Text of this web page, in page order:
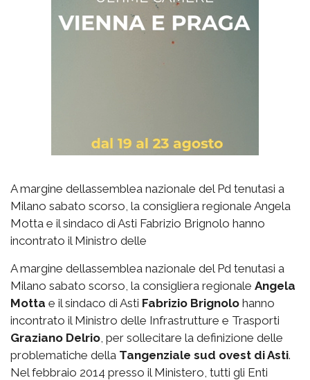
A margine dellassemblea nazionale del Pd tenutasi a
Milano sabato scorso, la consigliera regionale Angela
Motta e il sindaco di Asti Fabrizio Brignolo hanno
incontrato il Ministro delle
A margine dellassemblea nazionale del Pd tenutasi a
Milano sabato scorso, la consigliera regionale Angela
Motta e il sindaco di Asti Fabrizio Brignolo hanno
incontrato il Ministro delle Infrastrutture e Trasporti
Graziano Delrio , per sollecitare la definizione delle
problematiche della Tangenziale sud ovest di Asti.
Nel febbraio 2014 presso il Ministero, tutti gli Enti